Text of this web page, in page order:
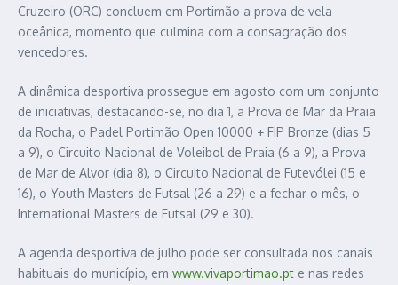
Cruzeiro (ORC) concluem em Portimão a prova de vela
oceânica, momento que culmina com a consagração dos
vencedores.
A dinâmica desportiva prossegue em agosto com um conjunto
de iniciativas, destacando-se, no dia 1, a Prova de Mar da Praia
da Rocha, o Padel Portimão Open 10000 + FIP Bronze (dias 5
a 9), o Circuito Nacional de Voleibol de Praia (6 a 9), a Prova
de Mar de Alvor (dia 8), o Circuito Nacional de Futevólei (15 e
16), o Youth Masters de Futsal (26 a 29) e a fechar o mês, o
International Masters de Futsal (29 e 30).
A agenda desportiva de julho pode ser consultada nos canais
habituais do município, em www.vivaportimao.pt e nas redes